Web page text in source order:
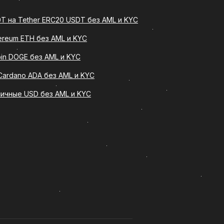
количество (Dai DAI) на
банковскую карту. Такой
технических действий.
процедуру оформления
важных преимуществ:
на Tether ERC20 USDT без AML и KYC
ETH без AML и KYC
DOGE без AML и KYC
ADA без AML и KYC
USD без AML и KYC